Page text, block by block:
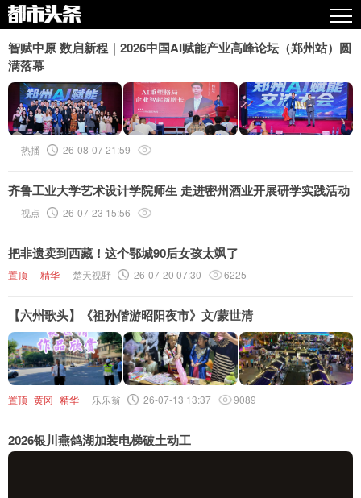
热点
原创
精华
专题
人气
传播榜
文集
头条号
下载APP
智赋中原 数启新程｜2026中国AI赋能产业高峰论坛（郑州站）圆
满落幕
热播 26-08-07 21:59
齐鲁工业大学艺术设计学院师生 走进密州酒业开展研学实践活动
视点 26-07-23 15:56
把非遗卖到西藏！这个鄂城90后女孩太飒了
置顶 精华 楚天视野 26-07-20 07:30 6225
【六州歌头】《祖孙偕游昭阳夜市》文/蒙世清
置顶 黄冈 精华 乐乐翁 26-07-13 13:37 9089
2026银川燕鸽湖加装电梯破土动工